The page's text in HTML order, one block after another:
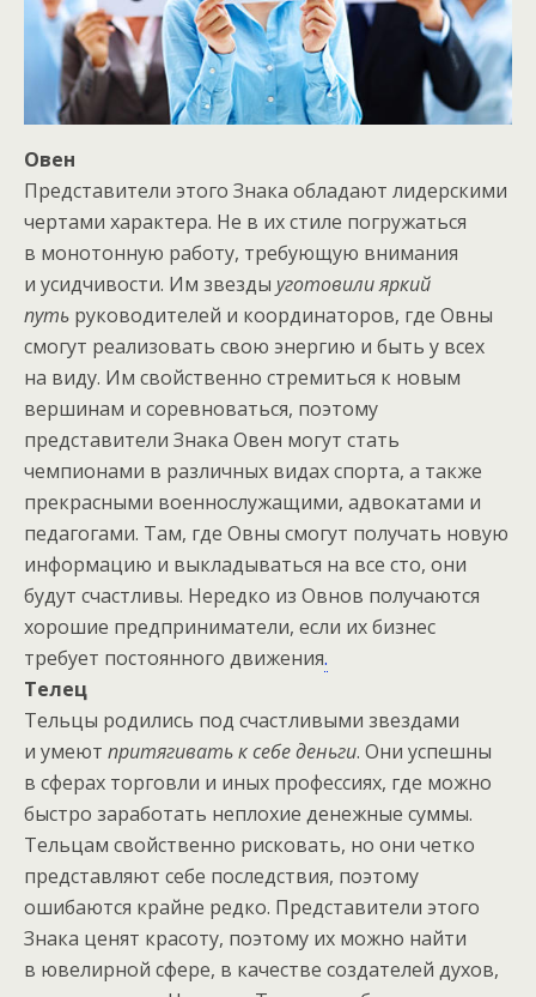
Овен
Представители этого Знака обладают лидерскими
чертами характера. Не в их стиле погружаться
в монотонную работу, требующую внимания
и усидчивости. Им звезды уготовили яркий
путь руководителей и координаторов, где Овны
смогут реализовать свою энергию и быть у всех
на виду. Им свойственно стремиться к новым
вершинам и соревноваться, поэтому
представители Знака Овен могут стать
чемпионами в различных видах спорта, а также
прекрасными военнослужащими, адвокатами и
педагогами. Там, где Овны смогут получать новую
информацию и выкладываться на все сто, они
будут счастливы. Нередко из Овнов получаются
хорошие предприниматели, если их бизнес
требует постоянного движения.
Телец
Тельцы родились под счастливыми звездами
и умеют притягивать к себе деньги. Они успешны
в сферах торговли и иных профессиях, где можно
быстро заработать неплохие денежные суммы.
Тельцам свойственно рисковать, но они четко
представляют себе последствия, поэтому
ошибаются крайне редко. Представители этого
Знака ценят красоту, поэтому их можно найти
в ювелирной сфере, в качестве создателей духов,